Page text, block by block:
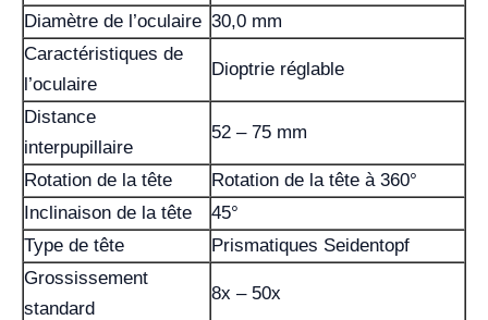
Diamètre de l’oculaire 30,0 mm
Caractéristiques de
l’oculaire
Dioptrie réglable
Distance
interpupillaire
52 – 75 mm
Rotation de la tête
Rotation de la tête à 360°
Inclinaison de la tête
45°
Type de tête
Prismatiques Seidentopf
Grossissement
standard
8x – 50x